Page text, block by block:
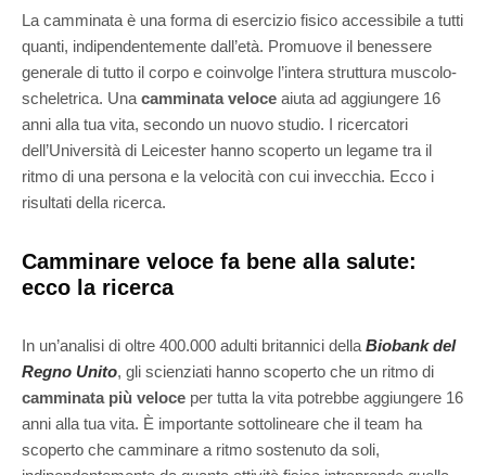
La camminata è una forma di esercizio fisico accessibile a tutti
quanti, indipendentemente dall’età. Promuove il benessere
generale di tutto il corpo e coinvolge l’intera struttura muscolo-
scheletrica. Una camminata veloce aiuta ad aggiungere 16
anni alla tua vita, secondo un nuovo studio. I ricercatori
dell’Università di Leicester hanno scoperto un legame tra il
ritmo di una persona e la velocità con cui invecchia. Ecco i
risultati della ricerca.
Camminare veloce fa bene alla salute:
ecco la ricerca
In un’analisi di oltre 400.000 adulti britannici della Biobank del
Regno Unito, gli scienziati hanno scoperto che un ritmo di
camminata più veloce per tutta la vita potrebbe aggiungere 16
anni alla tua vita. È importante sottolineare che il team ha
scoperto che camminare a ritmo sostenuto da soli,